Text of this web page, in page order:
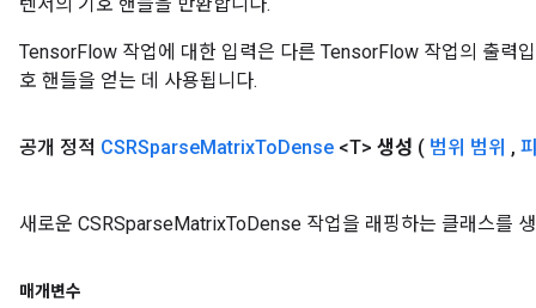
TensorFlow 작업에 대한 입력은 다른 TensorFlow 작업의 출력
호 핸들을 얻는 데 사용됩니다.
공개 정적 CSRSparseMatrixToDense <T> 생성 ( 범위 범위 ,
새로운 CSRSparseMatrixToDense 작업을 래핑하는 클래스를
매개변수